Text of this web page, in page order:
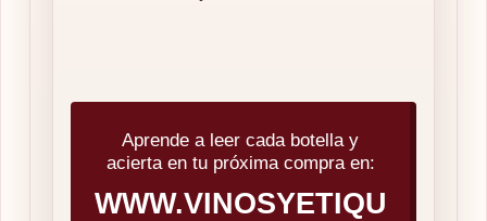
Aprende a leer cada botella y
acierta en tu próxima compra en:
WWW.VINOSYETIQU